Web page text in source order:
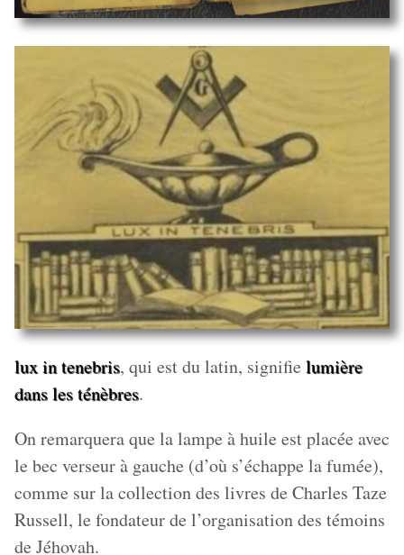
lux in tenebris, qui est du latin, signifie lumière
dans les ténèbres.
On remarquera que la lampe à huile est placée avec
le bec verseur à gauche (d’où s’échappe la fumée),
comme sur la collection des livres de Charles Taze
Russell, le fondateur de l’organisation des témoins
de Jéhovah.